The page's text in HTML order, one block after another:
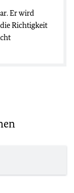
Er wird
Richtigkeit